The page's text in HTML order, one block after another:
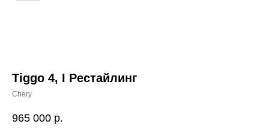
Tiggo 4, I Рестайлинг
Chery
965 000 р.